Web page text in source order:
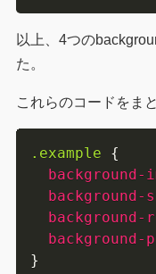
以上、4つの
た。
これらのコードをま
.example
{
background-
background-
background-
}